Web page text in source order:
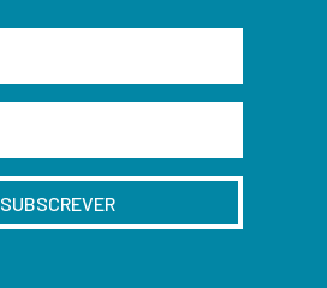
SUBSCREVER